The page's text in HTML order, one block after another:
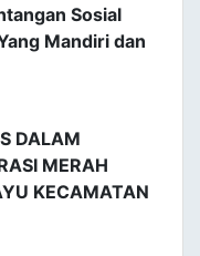
Sosial
Mandiri dan
DALAM
MERAH
KECAMATAN